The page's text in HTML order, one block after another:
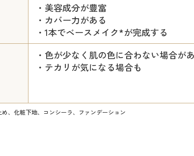
・美容成分が豊富
・カバー力がある
・1本でベースメイク*が完成する
・色が少なく肌の色に合わない場合が
・テカリが気になる場合も
、化粧下地、コンシーラ、ファンデーション